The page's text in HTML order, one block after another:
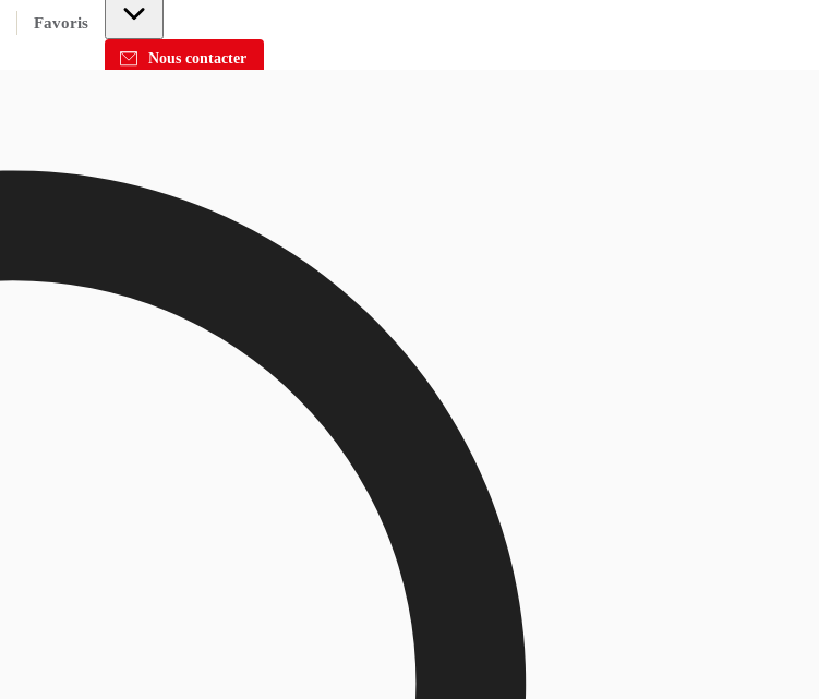
Favoris
Nous contacter